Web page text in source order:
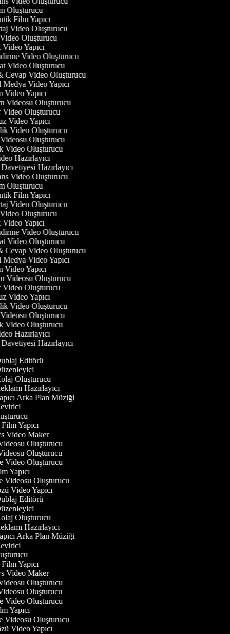
Oluşturucu
Film Yapıcı
Video Oluşturucu
Video Oluşturucu
Video Yapıcı
Video Oluşturucu
Video Oluşturucu
Cevap Video Oluşturucu
Medya Video Yapıcı
Video Yapıcı
Videosu Oluşturucu
Video Oluşturucu
Video Yapıcı
Video Oluşturucu
Videosu Oluşturucu
Video Oluşturucu
Hazırlayıcı
Davetiyesi Hazırlayıcı
Video Oluşturucu
Oluşturucu
Film Yapıcı
Video Oluşturucu
Video Oluşturucu
Video Yapıcı
Video Oluşturucu
Video Oluşturucu
Cevap Video Oluşturucu
Medya Video Yapıcı
Video Yapıcı
Videosu Oluşturucu
Video Oluşturucu
Video Yapıcı
Video Oluşturucu
Videosu Oluşturucu
Video Oluşturucu
Hazırlayıcı
Davetiyesi Hazırlayıcı
Editörü
Oluşturucu
Hazırlayıcı
Arka Plan Müziği
Yapıcı
Video Maker
Oluşturucu
Oluşturucu
Video Oluşturucu
Yapıcı
Videosu Oluşturucu
Video Yapıcı
Editörü
Oluşturucu
Hazırlayıcı
Arka Plan Müziği
Yapıcı
Video Maker
Oluşturucu
Oluşturucu
Video Oluşturucu
Yapıcı
Videosu Oluşturucu
Video Yapıcı